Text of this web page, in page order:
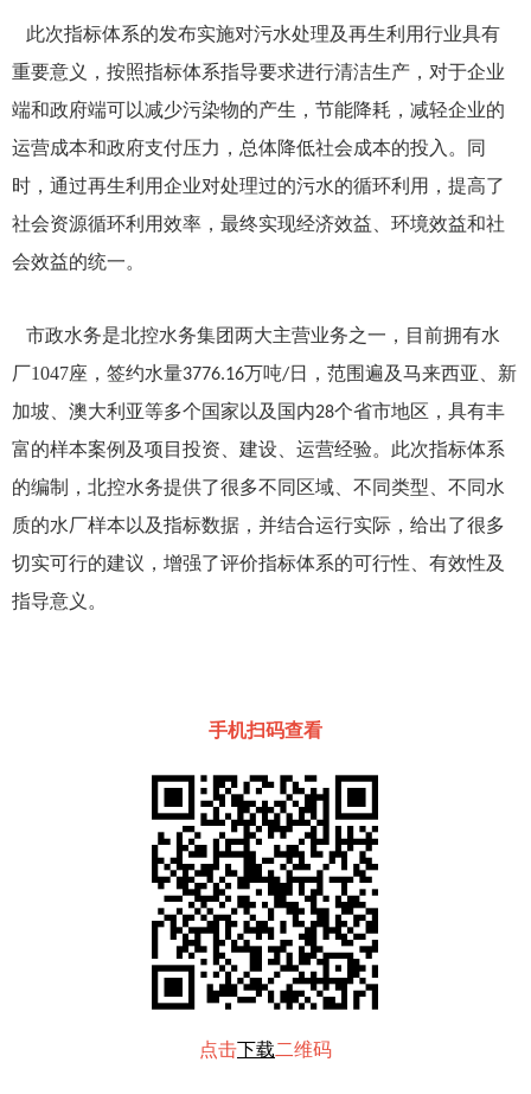
此次指标体系的发布实施对污水处理及再生利用行业具有
重要意义，按照指标体系指导要求进行清洁生产，对于企业
端和政府端可以减少污染物的产生，节能降耗，减轻企业的
运营成本和政府支付压力，总体降低社会成本的投入。同
时，通过再生利用企业对处理过的污水的循环利用，提高了
社会资源循环利用效率，最终实现经济效益、环境效益和社
会效益的统一。
市政水务是北控水务集团两大主营业务之一，目前拥有水
厂 1047座，签约水量3776.16万吨/日，范围遍及马来西亚、新
加坡、澳大利亚等多个国家以及国内28个省市地区，具有丰
富的样本案例及项目投资、建设、运营经验。此次指标体系
的编制，北控水务提供了很多不同区域、不同类型、不同水
质的水厂样本以及指标数据，并结合运行实际，给出了很多
切实可行的建议，增强了评价指标体系的可行性、有效性及
指导意义。
手机扫码查看
点击下载二维码